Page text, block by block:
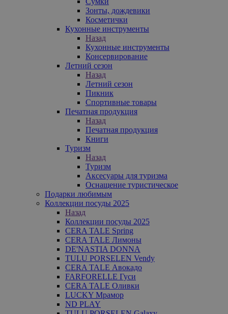
Зонты, дождевики
Косметички
Кухонные инструменты
Назад
Кухонные инструменты
Консервирование
Летний сезон
Назад
Летний сезон
Пикник
Спортивные товары
Печатная продукция
Назад
Печатная продукция
Книги
Туризм
Назад
Туризм
Аксесуары для туризма
Оснащение туристическое
Подарки любимым
Коллекции посуды 2025
Назад
Коллекции посуды 2025
CERA TALE Spring
CERA TALE Лимоны
DE'NASTIA DONNA
TULU PORSELEN Vendy
CERA TALE Авокадо
FARFORELLE Гуси
CERA TALE Оливки
LUCKY Мрамор
ND PLAY